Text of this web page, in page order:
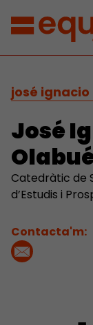
josé
José
Catedràtic de
d’Estudis i
Contacta'm: